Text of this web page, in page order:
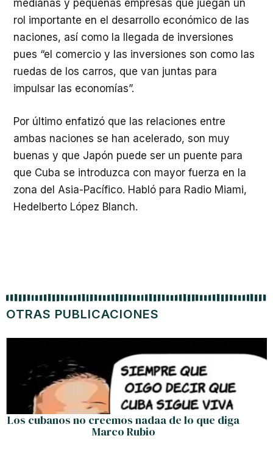
medianas y pequeñas empresas que juegan un
rol importante en el desarrollo económico de las
naciones, así como la llegada de inversiones
pues “el comercio y las inversiones son como las
ruedas de los carros, que van juntas para
impulsar las economías”.
Por último enfatizó que las relaciones entre
ambas naciones se han acelerado, son muy
buenas y que Japón puede ser un puente para
que Cuba se introduzca con mayor fuerza en la
zona del Asia-Pacífico. Habló para Radio Miami,
Hedelberto López Blanch.
OTRAS PUBLICACIONES
Los cubanos no creemos nadaa de lo que diga
Marco Rubio